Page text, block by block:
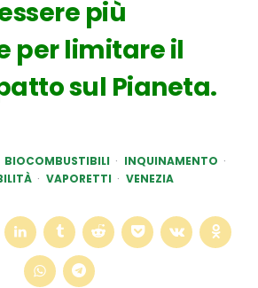
più
per limitare il
sul Pianeta.
BIOCOMBUSTIBILI
INQUINAMENTO
VAPORETTI VENEZIA